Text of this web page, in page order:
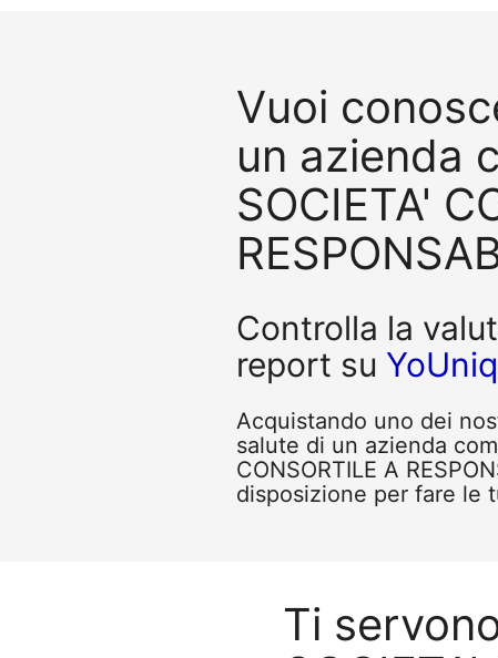
Vuoi
un azienda
SOCIETA'
Controlla la
report su
Acquistando uno dei
salute di un azienda
CONSORTILE A
disposizione per fare le
Ti